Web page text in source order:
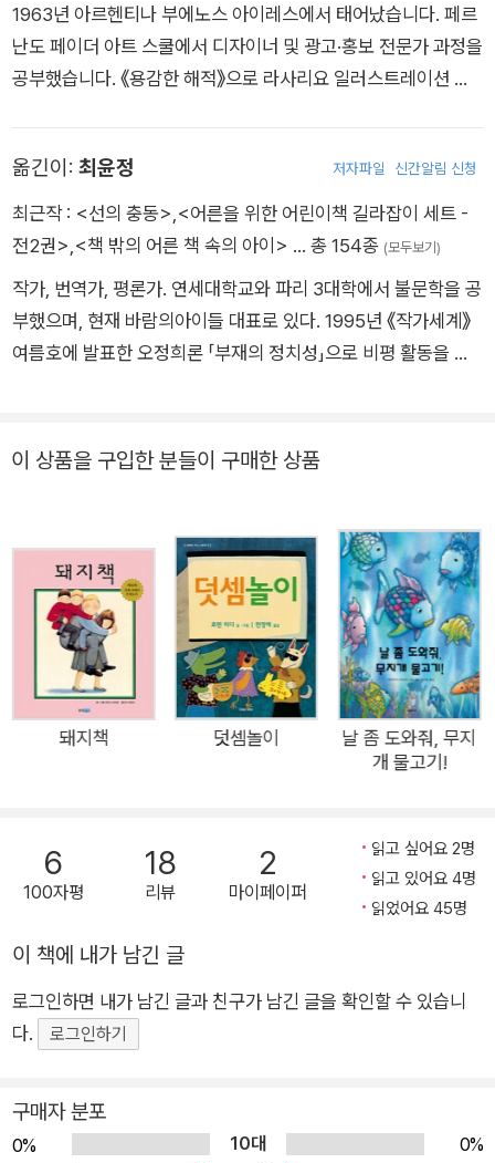
1963년 아르헨티나 부에노스 아이레스에서 태어났습니다. 페르
난도 페이더 아트 스쿨에서 디자이너 및 광고·홍보 전문가 과정을
공부했습니다. 《용감한 해적》으로 라사리요 일러스트레이션 상
옮긴이: 최윤정 저자파일 신간알림 신청
최근작 : <선의 충동> <어른을 위한 어린이책 길라잡이 세트 -
전2권> <책 밖의 어른 책 속의 아이> … 총 154종 (모두보기)
작가, 번역가, 평론가. 연세대학교와 파리 3대학에서 불문학을 공
부했으며, 현재 바람의아이들 대표로 있다. 1995년 《작가세계》
여름호에 발표한 오정희론 「부재의 정치성」으로 비평 활동을 시
서로는 『미래의 책』 『문학과 악』 『미술과 정신분석』 『미켈란젤로
대의 눈』 등 다수의 소설 및 어린이·청소년 도서가 있다. 2010년
프랑스 정부로부터 문화예술 공로훈장을, 2017년 문화체육관광
부 장관 표창을 받았다.
이 상품을 구입한 분들이 구매한 상품
돼지책 덧셈놀이
날 좀 도와줘, 무지
개 물고기!
6
100자평
18
리뷰
2
마이페이퍼
읽고 싶어요 2명
읽고 있어요 4명
읽었어요 45명
이 책에 내가 남긴 글
로그인하면 내가 남긴 글과 친구가 남긴 글을 확인할 수 있습니
다.
로그인하기
구매자 분포
0% 10대
0%